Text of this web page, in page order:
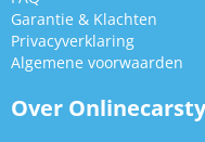
Garantie & Klachten
Privacyverklaring
Algemene voorwaarden
Over